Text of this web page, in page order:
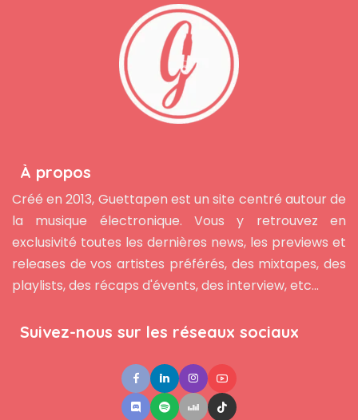
À propos
Créé en 2013, Guettapen est un site centré autour de
la musique électronique. Vous y retrouvez en
exclusivité toutes les dernières news, les previews et
releases de vos artistes préférés, des mixtapes, des
playlists, des récaps d'évents, des interview, etc...
Suivez-nous sur les réseaux sociaux